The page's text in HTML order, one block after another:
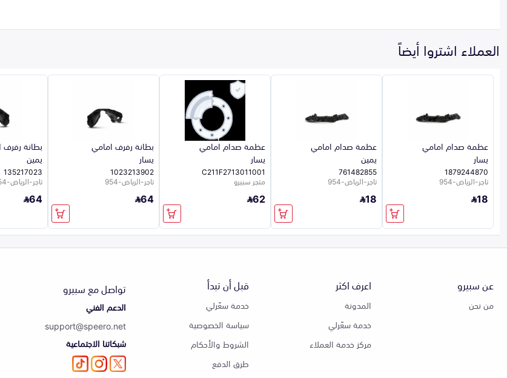
العملاء اشتروا أيضاً
عظمة صدام امامي
يسار
1879244870
تاجر-الرياض-954
18
عظمة صدام امامي
يمين
761482855
تاجر-الرياض-954
18
عظمة صدام امامي
يسار
C211F2713011001
متجر سبيرو
62
بطانة رفرف امامي
يسار
1023213902
تاجر-الرياض-954
64
بطانة
يمين
135217023
تاجر-الرياض-954
64
عن سبيرو
من نحن
اعرف اكثر
المدونة
خدمة سعّرلي
مركز خدمة العملاء
قبل أن تبدأ
خدمة سعّرلي
سياسة الخصوصية
الشروط والأحكام
طرق الدفع
تواصل مع سبيرو
الدعم الفني
support@speero.net
شبكاتنا الاجتماعية